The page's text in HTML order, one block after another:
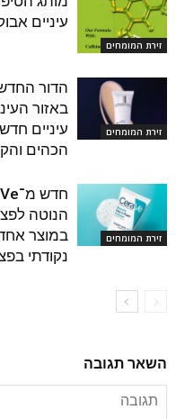
זירת המומחים
עיניים
זירת המומחים
הדור
באזור
עיניים
הכהים
זירת המומחים
הנוטה
במוצר אחד:
נקודתי
השאר תגובה